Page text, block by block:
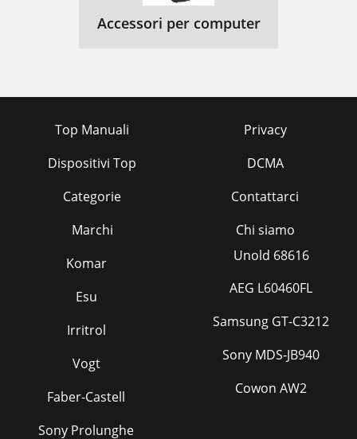
Accessori per computer
Top Manuali
Dispositivi Top
Categorie
Marchi
Privacy
DCMA
Contattarci
Chi siamo
Komar
Esu
Irritrol
Vogt
Faber-Castell
Sony Prolunghe
Unold 68616
AEG L60460FL
Samsung GT-C3212
Sony MDS-JB940
Cowon AW2